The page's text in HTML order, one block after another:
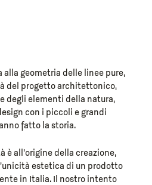
alla geometria delle linee pure,
del progetto architettonico,
degli elementi della natura,
con i piccoli e grandi
fatto la storia.
è all’origine della creazione,
estetica di un prodotto
in Italia. Il nostro intento